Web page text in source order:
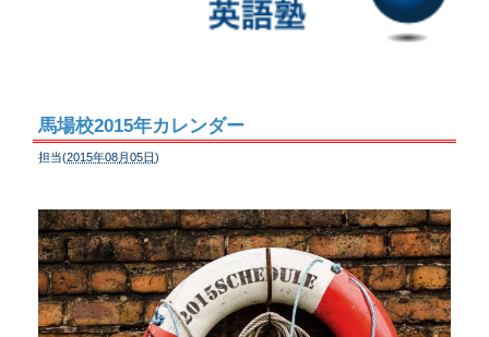
馬場校2015年カレンダー
担当(2015年08月05日)